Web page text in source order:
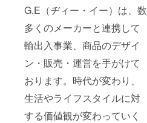
G.E（ヂィー・イー）は、数
多くのメーカーと連携して
輸出入事業、商品のデザイ
ン・販売・運営を手がけて
おります。時代が変わり、
生活やライフスタイルに対
する価値観が変わっていく